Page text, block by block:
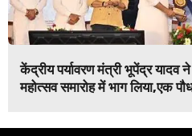
केंद्रीय पर्यावरण मंत्री भूपेंद्र
महोत्सव समारोह में भाग लिया,एक